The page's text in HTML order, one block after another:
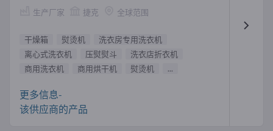
生产厂家 捷克 全球范围
干燥箱 熨烫机
洗衣房专用洗衣机
离心式洗衣机
压熨熨斗
洗衣店折衣机
商用洗衣机
商用烘干机 熨烫机 ...
更多信息-
该供应商的产品